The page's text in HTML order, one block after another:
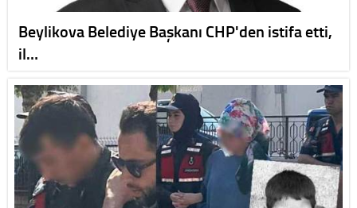
Beylikova Belediye Başkanı CHP'den istifa etti,
il…